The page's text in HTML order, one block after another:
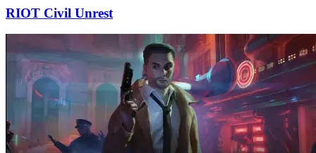
RIOT Civil Unrest